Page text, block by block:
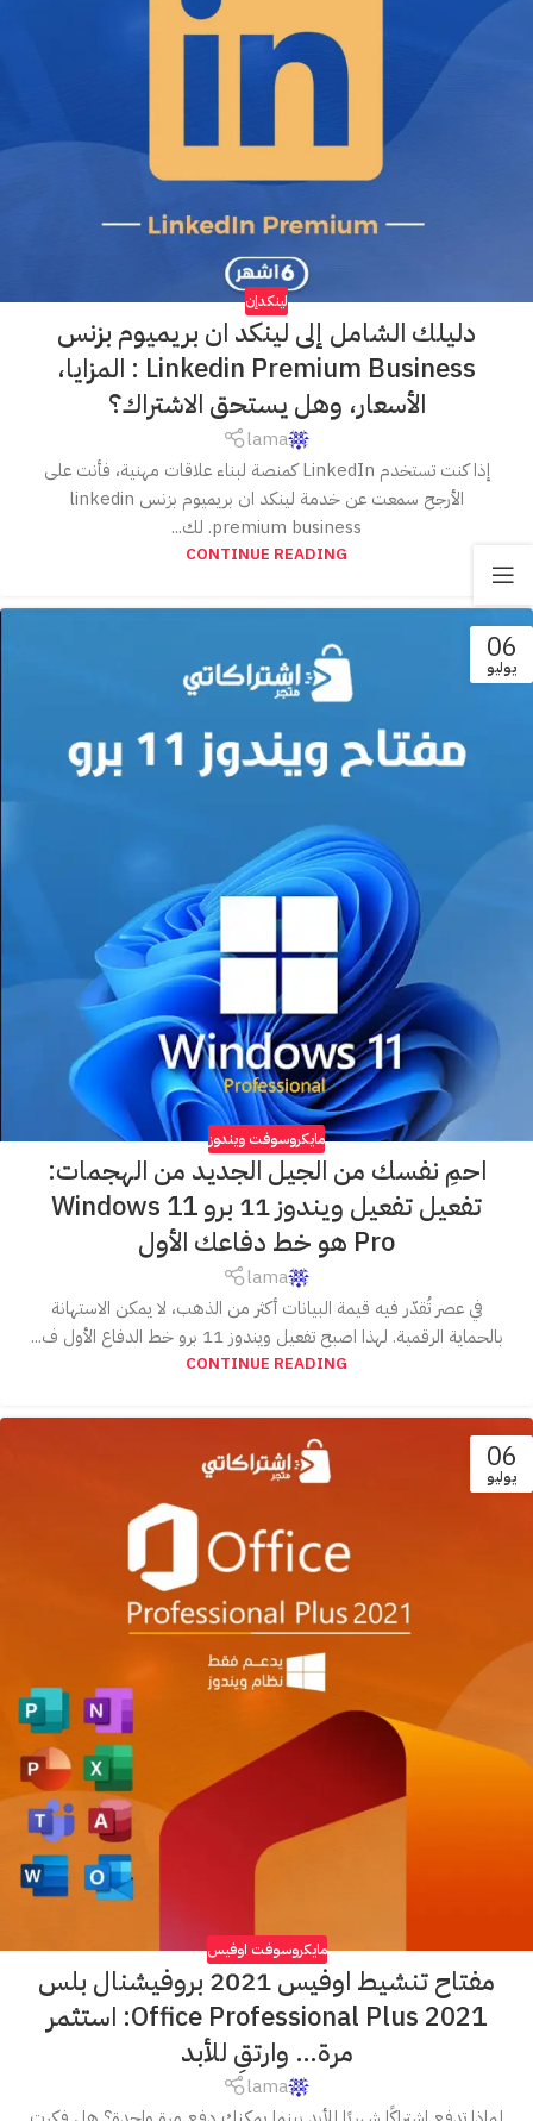
لينكدإن
دليلك الشامل إلى لينكد ان بريميوم بزنس
Linkedin Premium Business : المزايا،
الأسعار، وهل يستحق الاشتراك؟
lama
إذا كنت تستخدم LinkedIn كمنصة لبناء علاقات مهنية، فأنت على
الأرجح سمعت عن خدمة لينكد ان بريميوم بزنس linkedin
premium business. لك...
CONTINUE READING
06
يوليو
مايكروسوفت ويندوز
احمِ نفسك من الجيل الجديد من الهجمات:
تفعيل تفعيل ويندوز 11 برو Windows 11
Pro هو خط دفاعك الأول
lama
في عصر تُقدّر فيه قيمة البيانات أكثر من الذهب، لا يمكن الاستهانة
بالحماية الرقمية. لهذا اصبح تفعيل ويندوز 11 برو خط الدفاع الأول ف...
CONTINUE READING
06
يوليو
مايكروسوفت اوفيس
مفتاح تنشيط اوفيس 2021 بروفيشنال بلس
Office Professional Plus 2021: استثمر
مرة… وارتقِ للأبد
lama